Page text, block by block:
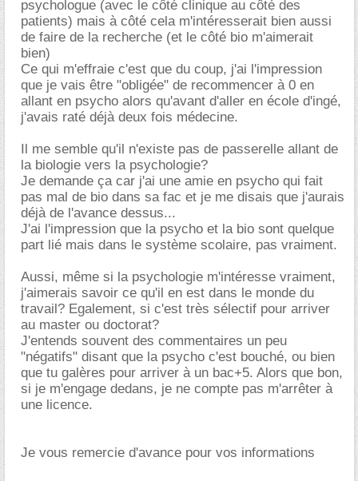
psychologue (avec le côté clinique au côté des
patients) mais à côté cela m'intéresserait bien aussi
de faire de la recherche (et le côté bio m'aimerait
bien)
Ce qui m'effraie c'est que du coup, j'ai l'impression
que je vais être "obligée" de recommencer à 0 en
allant en psycho alors qu'avant d'aller en école d'ingé,
j'avais raté déjà deux fois médecine.
Il me semble qu'il n'existe pas de passerelle allant de
la biologie vers la psychologie?
Je demande ça car j'ai une amie en psycho qui fait
pas mal de bio dans sa fac et je me disais que j'aurais
déjà de l'avance dessus...
J'ai l'impression que la psycho et la bio sont quelque
part lié mais dans le système scolaire, pas vraiment.
Aussi, même si la psychologie m'intéresse vraiment,
j'aimerais savoir ce qu'il en est dans le monde du
travail? Egalement, si c'est très sélectif pour arriver
au master ou doctorat?
J'entends souvent des commentaires un peu
"négatifs" disant que la psycho c'est bouché, ou bien
que tu galères pour arriver à un bac+5. Alors que bon,
si je m'engage dedans, je ne compte pas m'arrêter à
une licence.
Je vous remercie d'avance pour vos informations